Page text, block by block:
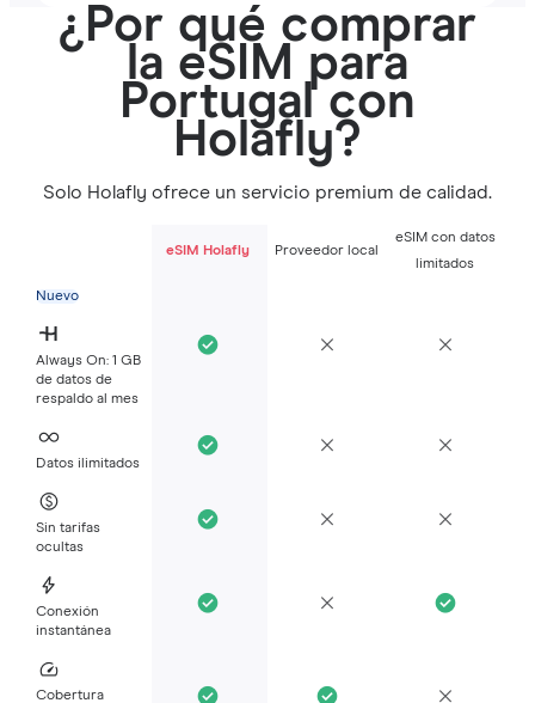
¿Por qué comprar
la eSIM para
Portugal con
Holafly?
Solo Holafly ofrece un servicio premium de calidad.
eSIM Holafly Proveedor local
eSIM con datos
limitados
Nuevo
Always On: 1 GB
de datos de
respaldo al mes
Datos ilimitados
Sin tarifas
ocultas
Conexión
instantánea
Cobertura